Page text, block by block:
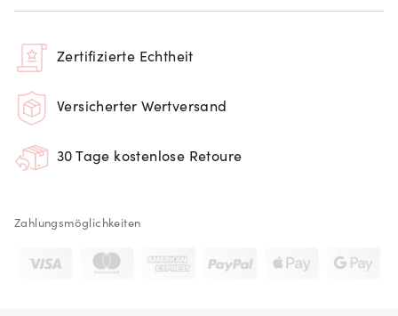
Zertifizierte Echtheit
Versicherter Wertversand
30 Tage kostenlose Retoure
Zahlungsmöglichkeiten